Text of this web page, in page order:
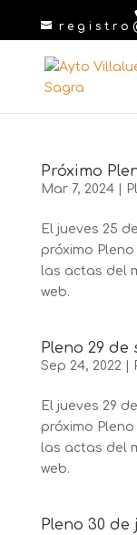
Próximo
Mar 7, 2024|
El jueves 25
próximo
las actas del
web.
Pleno 29 de
Sep 24, 2022
El jueves 29
próximo
las actas del
web.
Pleno 30 de